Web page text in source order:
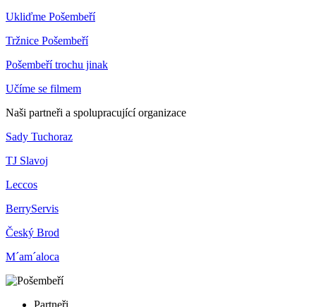
Ukliďme Pošembeří
Tržnice Pošembeří
Pošembeří trochu jinak
Učíme se filmem
Naši partneři a spolupracující organizace
Sady Tuchoraz
TJ Slavoj
Leccos
BerryServis
Český Brod
M´am´aloca